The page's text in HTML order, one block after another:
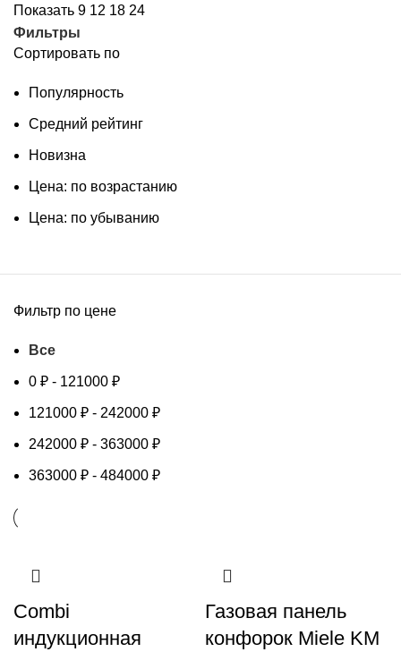
Показать 9 12 18 24
Фильтры
Сортировать по
Популярность
Средний рейтинг
Новизна
Цена: по возрастанию
Цена: по убыванию
Фильтр по цене
Все
0 ₽ - 121000 ₽
121000 ₽ - 242000 ₽
242000 ₽ - 363000 ₽
363000 ₽ - 484000 ₽
Combi
индукционная
Газовая панель
конфорок Miele KM